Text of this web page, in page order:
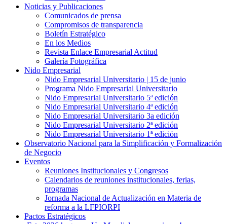
Noticias y Publicaciones
Comunicados de prensa
Compromisos de transparencia
Boletín Estratégico
En los Medios
Revista Enlace Empresarial Actitud
Galería Fotográfica
Nido Empresarial
Nido Empresarial Universitario | 15 de junio
Programa Nido Empresarial Universitario
Nido Empresarial Universitario 5ª edición
Nido Empresarial Universitario 4ª edición
Nido Empresarial Universitario 3a edición
Nido Empresarial Universitario 2ª edición
Nido Empresarial Universitario 1ª edición
Observatorio Nacional para la Simplificación y Formalización
de Negocio
Eventos
Reuniones Institucionales y Congresos
Calendarios de reuniones institucionales, ferias,
programas
Jornada Nacional de Actualización en Materia de
reforma a la LFPIORPI
Pactos Estratégicos